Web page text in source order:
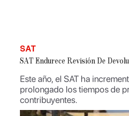
SAT
SAT Endurece Revisión De
Este año, el SAT ha
prolongado los tiempos de
contribuyentes.